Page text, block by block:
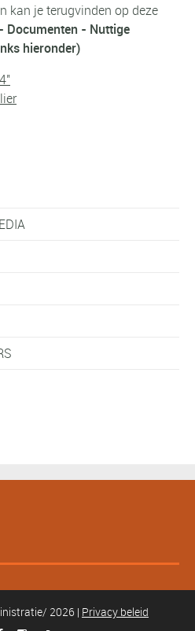
kan je terugvinden op deze
Documenten - Nuttige
hieronder)
2026 | Privacy beleid